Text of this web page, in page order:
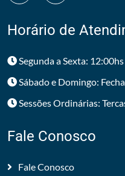
Horário de
Segunda a Sexta:
Sábado e Domingo:
Sessões Ordinárias:
Fale Conosco
Fale Conosco